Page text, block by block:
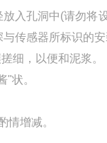
入孔洞中(请勿将
传感器所标识的
细，以便和泥浆。
"状。
情增减。